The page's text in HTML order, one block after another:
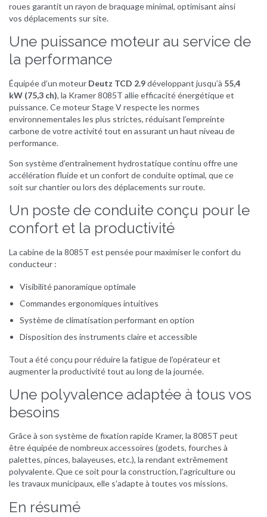
roues garantit un rayon de braquage minimal, optimisant ainsi
vos déplacements sur site.
Une puissance moteur au service de
la performance
Équipée d’un moteur Deutz TCD 2.9développant jusqu’à 55,4
kW (75,3 ch), la Kramer 8085T allie efficacité énergétique et
puissance. Ce moteur Stage V respecte les normes
environnementales les plus strictes, réduisant l’empreinte
carbone de votre activité tout en assurant un haut niveau de
performance.
Son système d’entraînement hydrostatique continu offre une
accélération fluide et un confort de conduite optimal, que ce
soit sur chantier ou lors des déplacements sur route.
Un poste de conduite conçu pour le
confort et la productivité
La cabine de la 8085T est pensée pour maximiser le confort du
conducteur :
Visibilité panoramique optimale
Commandes ergonomiques intuitives
Système de climatisation performant en option
Disposition des instruments claire et accessible
Tout a été conçu pour réduire la fatigue de l’opérateur et
augmenter la productivité tout au long de la journée.
Une polyvalence adaptée à tous vos
besoins
Grâce à son système de fixation rapide Kramer, la 8085T peut
être équipée de nombreux accessoires (godets, fourches à
palettes, pinces, balayeuses, etc.), la rendant extrêmement
polyvalente. Que ce soit pour la construction, l’agriculture ou
les travaux municipaux, elle s’adapte à toutes vos missions.
En résumé